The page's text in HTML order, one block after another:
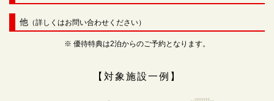
他 （詳しくはお問い合わせください）
※ 優待特典は2泊からのご予約となります。
【対象施設一例】